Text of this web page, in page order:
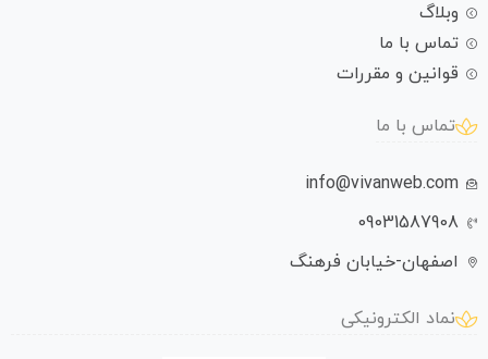
وبلاگ
تماس با ما
قوانین و مقررات
تماس با ما
info@vivanweb.com
09031587908
اصفهان-خیابان فرهنگ
نماد الکترونیکی